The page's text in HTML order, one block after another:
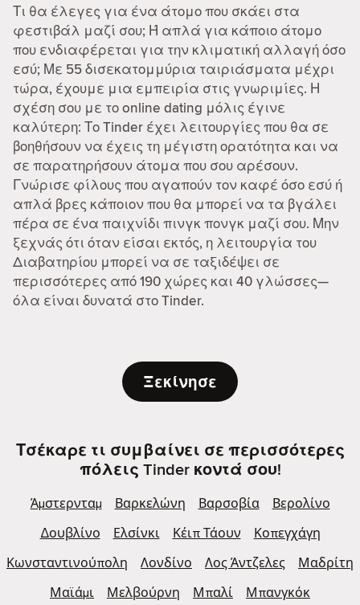
Τι θα έλεγες για ένα άτομο που σκάει στα
φεστιβάλ μαζί σου; Ή απλά για κάποιο άτομο
που ενδιαφέρεται για την κλιματική αλλαγή όσο
εσύ; Με 55 δισεκατομμύρια ταιριάσματα μέχρι
τώρα, έχουμε μια εμπειρία στις γνωριμίες. Η
σχέση σου με το online dating μόλις έγινε
καλύτερη: Το Tinder έχει λειτουργίες που θα σε
βοηθήσουν να έχεις τη μέγιστη ορατότητα και να
σε παρατηρήσουν άτομα που σου αρέσουν.
Γνώρισε φίλους που αγαπούν τον καφέ όσο εσύ ή
απλά βρες κάποιον που θα μπορεί να τα βγάλει
πέρα σε ένα παιχνίδι πινγκ πονγκ μαζί σου. Μην
ξεχνάς ότι όταν είσαι εκτός, η λειτουργία του
Διαβατηρίου μπορεί να σε ταξιδέψει σε
περισσότερες από 190 χώρες και 40 γλώσσες—
όλα είναι δυνατά στο Tinder.
Ξεκίνησε
Τσέκαρε τι συμβαίνει σε περισσότερες
πόλεις Tinder κοντά σου!
Άμστερνταμ Βαρκελώνη Βαρσοβία
Βερολίνο
Δουβλίνο
Ελσίνκι Κέιπ Τάουν
Κοπεγχάγη
Κωνσταντινούπολη
Λονδίνο Λος Άντζελες
Μαδρίτη
Μαϊάμι
Μελβούρνη Μπαλί
Μπανγκόκ